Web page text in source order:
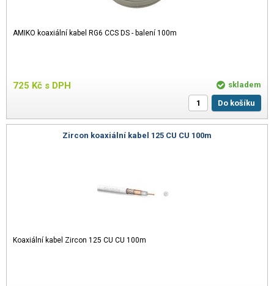
AMIKO koaxiální kabel RG6 CCS DS - balení 100m
725 Kč s DPH
skladem
Do košíku
Zircon koaxiální kabel 125 CU CU 100m
Koaxiální kabel Zircon 125 CU CU 100m